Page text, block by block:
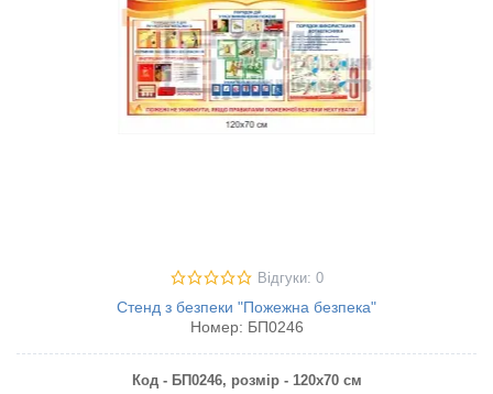
Відгуки: 0
Стенд з безпеки "Пожежна безпека"
Номер: БП0246
Код - БП0246, розмір - 120х70 см